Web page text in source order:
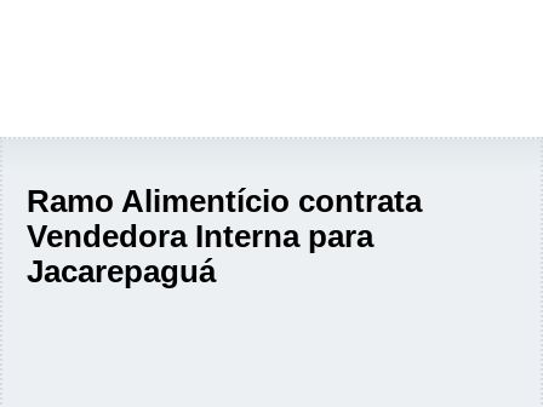
Ramo Alimentício contrata
Vendedora Interna para
Jacarepaguá